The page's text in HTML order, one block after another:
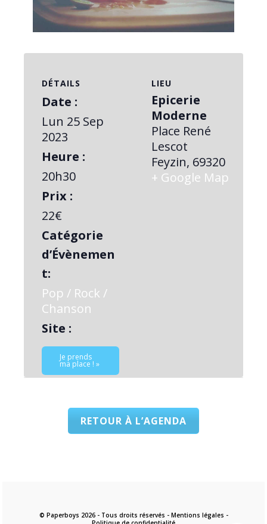
Video
DÉTAILS
Date :
Lun 25 Sep
2023
Heure :
20h30
Prix :
22€
Catégorie
d’Évènemen
t:
Pop / Rock /
Chanson
Site :
Je prends
ma place ! »
LIEU
Epicerie
Moderne
Place René
Lescot
Feyzin, 69320
+ Google Map
RETOUR À L’AGENDA
© Paperboys 2026 - Tous droits réservés - Mentions légales -